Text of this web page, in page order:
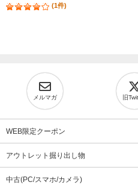
(1件)
メルマガ 旧
WEB限定クーポン
アウトレット掘り出し物
中古(PC/スマホ/カメラ)